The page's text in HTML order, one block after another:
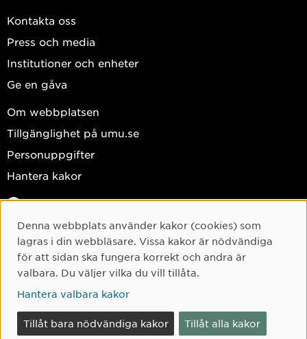
Kontakta oss
Press och media
Institutioner och enheter
Ge en gåva
Om webbplatsen
Tillgänglighet på umu.se
Personuppgifter
Hantera kakor
Facebook
Instagram
TikTok
Youtube
Cookie-samtycke
Denna webbplats använder kakor (cookies) som
lagras i din webbläsare. Vissa kakor är nödvändiga
för att sidan ska fungera korrekt och andra är
valbara. Du väljer vilka du vill tillåta.
Hantera valbara kakor
Tillåt bara nödvändiga kakor Tillåt alla kakor